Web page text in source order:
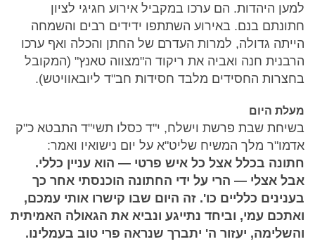
למען היהדות. הם ערכו במקביל אירוע חגיגי לציון
חתונתם בנם. באירוע השתתפו ידידים רבים והשמחה
הייתה גדולה, למרות העדרם של החתן והכלה ואף ערכו
הרבנית חנה ואביה את ריקוד ה"מצווה טאנץ" (המקובל
בחצרות החסידים מלבד חסידות חב"ד ליובאוויטש).
מעלת היום
בשיחת שבת פרשת וישלח, י"ד כסלו תשי"ד התבטא כ"ק
אדמו"ר מלך המשיח שליט"א על יום נישואיו ואמר:
חתונה בכלל אצל כל איש פרטי — הוא עניין כללי.
אבל אצלי — הרי על ידי החתונה הוכנסתי אחר כך
בענינים כלליים כו'. זה היום שבו קישרו אותי עמכם,
ואתכם עמי, וביחד נתייגע ונביא את הגאולה האמיתית
והשלימה, יעזור ה' יתברך שנראה פרי טוב בעמלינו.